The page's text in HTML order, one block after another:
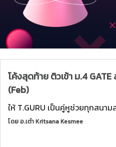
โค้งสุดท้าย ติวเข้า ม.4
(Feb)
ให้ T.GURU เป็นคู่หูช่วยทุกสนาม
โดยอ.เต๋า Kritsana Kesmee